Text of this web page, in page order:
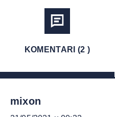
KOMENTARI (2 )
mixon